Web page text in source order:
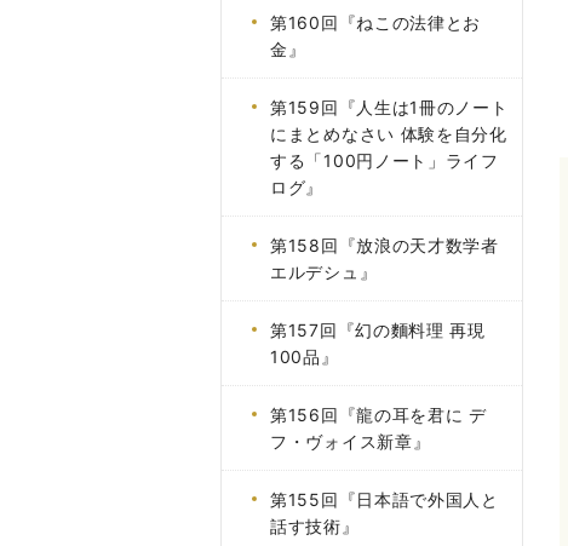
第160回『ねこの法律とお
金』
第159回『人生は1冊のノート
にまとめなさい 体験を自分化
する「100円ノート」ライフ
ログ』
第158回『放浪の天才数学者
エルデシュ』
第157回『幻の麵料理 再現
100品』
第156回『龍の耳を君に デ
フ・ヴォイス新章』
第155回『日本語で外国人と
話す技術』